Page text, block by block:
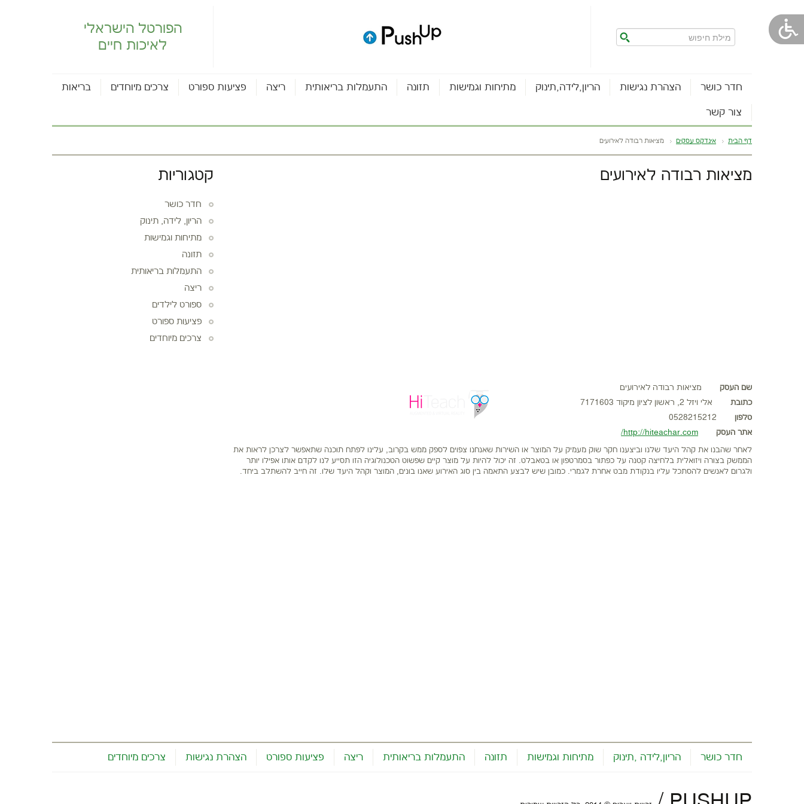
הפורטל הישראלי
לאיכות חיים
חדר כושר הצהרת נגישות הריון,לידה,תינוק מתיחות וגמישות תזונה התעמלות בריאותית ריצה פציעות ספורט צרכים מיוחדים בריאות
צור קשר
דף הבית אינדקס עסקים מציאות רבודה לאירועים
מציאות רבודה לאירועים
שם העסק
מציאות רבודה לאירועים
כתובת
אלי ויזל 2, ראשון לציון מיקוד 7171603
טלפון
0528215212
אתר העסק
http://hiteachar.com/
לאחר שהבנו את קהל היעד שלנו וביצענו חקר שוק מעמיק על המוצר או השירות שאנחנו צפוים לספק ממש בקרוב, עלינו לפתח תוכנה שתאפשר לצרכן לראות את
הממשק בצורה ויזואלית בלחיצה קטנה על כפתור בסמרטפון או בטאבלט. זה יכול להיות על מוצר קיים שפשוט הטכנולוגיה הזו תסייע לנו לקדם אותו אפילו יותר
ולגרום לאנשים להסתכל עליו בנקודת מבט אחרת לגמרי. כמובן שיש לבצע התאמה בין סוג האירוע שאנו בונים, המוצר וקהל היעד שלו. זה חייב להשתלב ביחד.
קטגוריות
חדר כושר
הריון, לידה, תינוק
מתיחות וגמישות
תזונה
התעמלות בריאותית
ריצה
ספורט לילדים
פציעות ספורט
צרכים מיוחדים
חדר כושר הריון,לידה ,תינוק מתיחות וגמישות תזונה התעמלות בריאותית ריצה פציעות ספורט הצהרת נגישות צרכים מיוחדים